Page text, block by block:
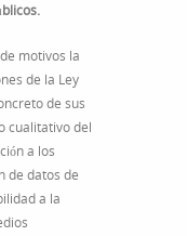
motivos la
de la Ley
de sus
cualitativo del
a los
de datos de
a la